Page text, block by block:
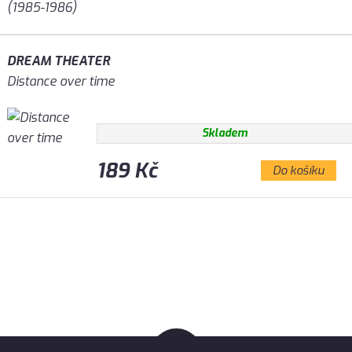
DREAM THEATER
Distance over time
Skladem
189 Kč Do košíku